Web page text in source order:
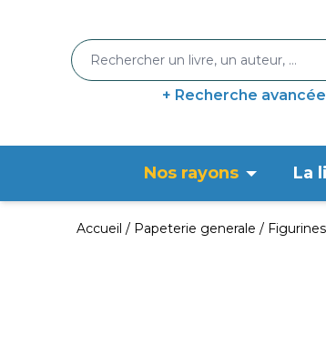
+ Recherche avancée
Nos rayons La
Accueil Papeterie generale